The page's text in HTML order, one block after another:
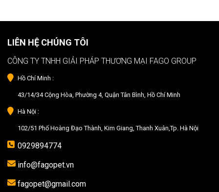
LIÊN HỆ CHÚNG TÔI
CÔNG TY TNHH GIẢI PHÁP THƯƠNG MẠI FAGO GROUP
Hồ Chí Minh :
43/14/34 Cộng Hòa, Phường 4, Quận Tân Bình, Hồ Chí Minh
Hà Nội :
102/51 Phố Hoàng Đạo Thành, Kim Giang, Thanh Xuân,Tp. Hà Nội
0929894774
info@fagopet.vn
fagopet@gmail.com